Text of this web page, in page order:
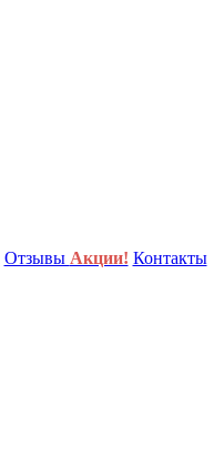
Отзывы Акции! Контакты